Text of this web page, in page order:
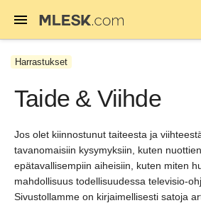
Harrastukset
Taide & Viihde
Jos olet kiinnostunut taiteesta ja
tavanomaisiin kysymyksiin, kuten
epätavallisempiin aiheisiin, kuten miten
mahdollisuus todellisuudessa televisio-
Sivustollamme on kirjaimellisesti satoja